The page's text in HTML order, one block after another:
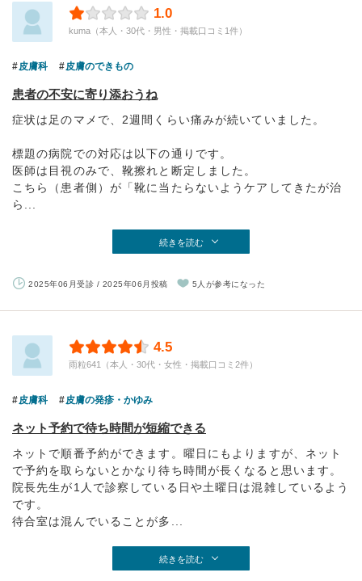
1.0
kuma（本人・30代・男性・掲載口コミ1件）
皮膚科 皮膚のできもの
患者の不安に寄り添おうね
症状は足のマメで、2週間くらい痛みが続いていました。
標題の病院での対応は以下の通りです。
医師は目視のみで、靴擦れと断定しました。
こちら（患者側）が「靴に当たらないようケアしてきたが治
ら...
続きを読む
2025年06月受診 / 2025年06月投稿 5人が参考になった
4.5
雨粒641（本人・30代・女性・掲載口コミ2件）
皮膚科 皮膚の発疹・かゆみ
ネット予約で待ち時間が短縮できる
ネットで順番予約ができます。曜日にもよりますが、ネット
で予約を取らないとかなり待ち時間が長くなると思います。
院長先生が1人で診察している日や土曜日は混雑しているよう
です。
待合室は混んでいることが多...
続きを読む